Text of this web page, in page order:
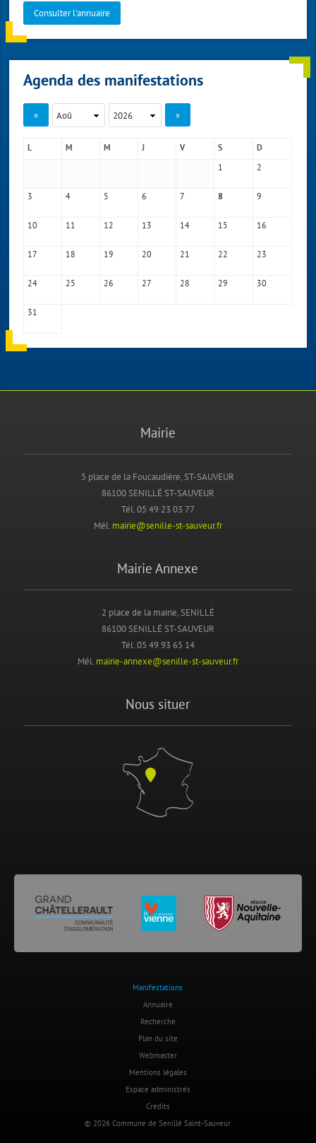
Consulter l'annuaire
Agenda des manifestations
« »
L M M J V S D
1 2
3 4 5 6 7 8 9
10 11 12 13 14 15 16
17 18 19 20 21 22 23
24 25 26 27 28 29 30
31
Mairie
5 place de la Foucaudière, ST-SAUVEUR
86100 SENILLÉ ST-SAUVEUR
Tél. 05 49 23 03 77
Mél. mairie@senille-st-sauveur.fr
Mairie Annexe
2 place de la mairie, SENILLÉ
86100 SENILLÉ ST-SAUVEUR
Tél. 05 49 93 65 14
Mél. mairie-annexe@senille-st-sauveur.fr
Nous situer
Manifestations
Annuaire
Recherche
Plan du site
Webmaster
Mentions légales
Espace administrés
Crédits
© 2026 Commune de Senillé Saint-Sauveur